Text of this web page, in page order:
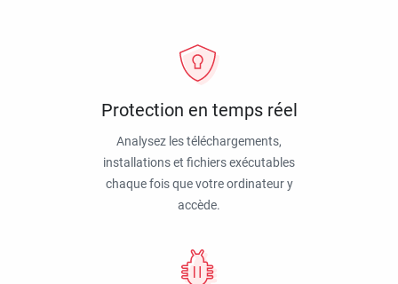
Protection en temps réel
Analysez les téléchargements,
installations et fichiers exécutables
chaque fois que votre ordinateur y
accède.